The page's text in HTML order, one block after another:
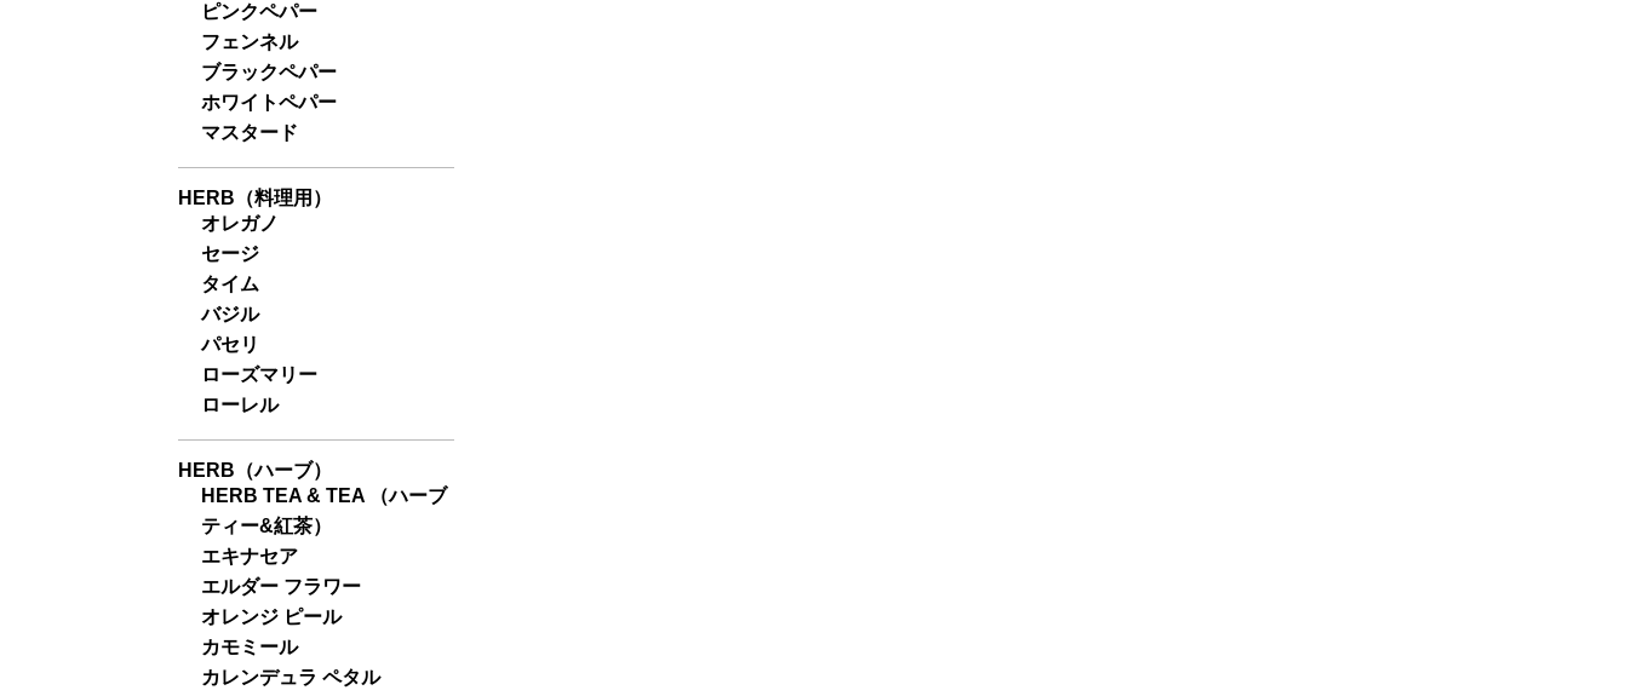
ピンクペパー
フェンネル
ブラックペパー
ホワイトペパー
マスタード
HERB（料理用）
オレガノ
セージ
タイム
バジル
パセリ
ローズマリー
ローレル
HERB（ハーブ）
HERB TEA & TEA （ハーブ
ティー&紅茶）
エキナセア
エルダー フラワー
オレンジ ピール
カモミール
カレンデュラ ペタル